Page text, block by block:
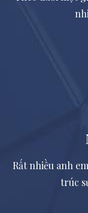
Rất nhiều anh
trúc